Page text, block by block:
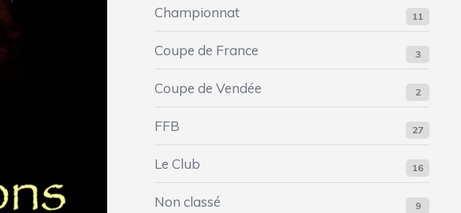
Championnat 11
Coupe de France 3
Coupe de Vendée 2
FFB 27
Le Club 16
Non classé 9